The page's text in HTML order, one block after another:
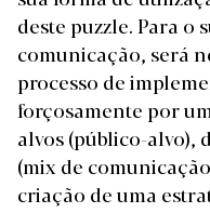
deste puzzle. Para o
comunicação, será
processo de
forçosamente por
alvos (público-alvo),
(mix de
criação de uma